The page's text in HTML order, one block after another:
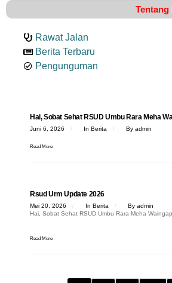
Tentang
Rawat Jalan
Berita Terbaru
Pengunguman
Hai, Sobat Sehat RSUD Umbu Rara Meha
Juni 6, 2026 In Berita By admin
Read More
Rsud Urm Update 2026
Mei 20, 2026 In Berita By admin
Hai, Sobat Sehat RSUD Umbu Rara Meha
Read More